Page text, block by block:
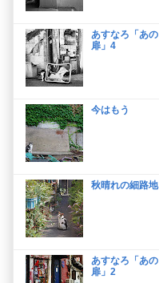
あすなろ「あの
扉」4
今はもう
秋晴れの細路地
あすなろ「あの
扉」2